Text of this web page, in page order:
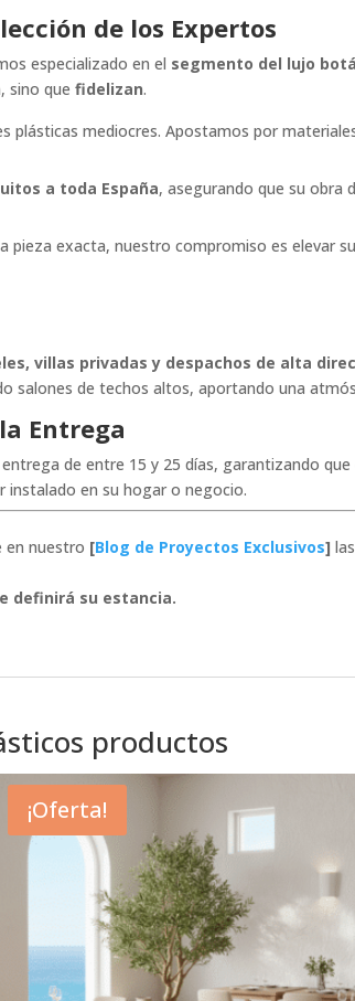
de los Expertos
especializado en el segmento del lujo
sino quefidelizan.
plásticas mediocres. Apostamos por
a toda España, asegurando que su obra
pieza exacta, nuestro compromiso es elevar
villas privadas y despachos de alta
salones de techos altos, aportando una
Entrega
de entre 15 y 25 días, garantizando
instalado en su hogar o negocio.
en nuestro [Blog de Proyectos Exclusivos]
definirá su estancia.
productos
¡Oferta!